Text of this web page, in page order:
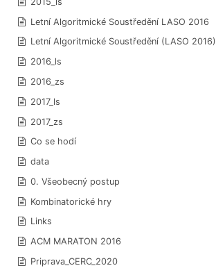
Letní Algoritmické Soustředění LASO 2016
Letní Algoritmické Soustředění (LASO 2016)
2016_ls
2016_zs
2017_ls
2017_zs
Co se hodí
data
0. Všeobecný postup
Kombinatorické hry
Links
ACM MARATON 2016
Priprava_CERC_2020